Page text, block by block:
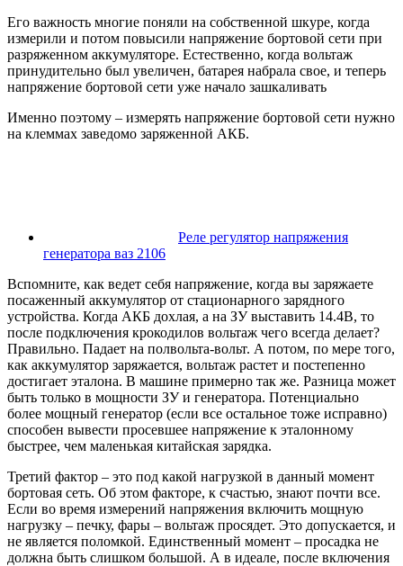
Его важность многие поняли на собственной шкуре, когда
измерили и потом повысили напряжение бортовой сети при
разряженном аккумуляторе. Естественно, когда вольтаж
принудительно был увеличен, батарея набрала свое, и теперь
напряжение бортовой сети уже начало зашкаливать
Именно поэтому – измерять напряжение бортовой сети нужно
на клеммах заведомо заряженной АКБ.
Реле регулятор напряжения
генератора ваз 2106
Вспомните, как ведет себя напряжение, когда вы заряжаете
посаженный аккумулятор от стационарного зарядного
устройства. Когда АКБ дохлая, а на ЗУ выставить 14.4В, то
после подключения крокодилов вольтаж чего всегда делает?
Правильно. Падает на полвольта-вольт. А потом, по мере того,
как аккумулятор заряжается, вольтаж растет и постепенно
достигает эталона. В машине примерно так же. Разница может
быть только в мощности ЗУ и генератора. Потенциально
более мощный генератор (если все остальное тоже исправно)
способен вывести просевшее напряжение к эталонному
быстрее, чем маленькая китайская зарядка.
Третий фактор – это под какой нагрузкой в данный момент
бортовая сеть. Об этом факторе, к счастью, знают почти все.
Если во время измерений напряжения включить мощную
нагрузку – печку, фары – вольтаж просядет. Это допускается, и
не является поломкой. Единственный момент – просадка не
должна быть слишком большой. А в идеале, после включения